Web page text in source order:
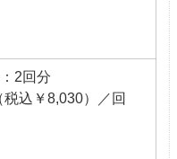
2回分
込￥8,030）／回